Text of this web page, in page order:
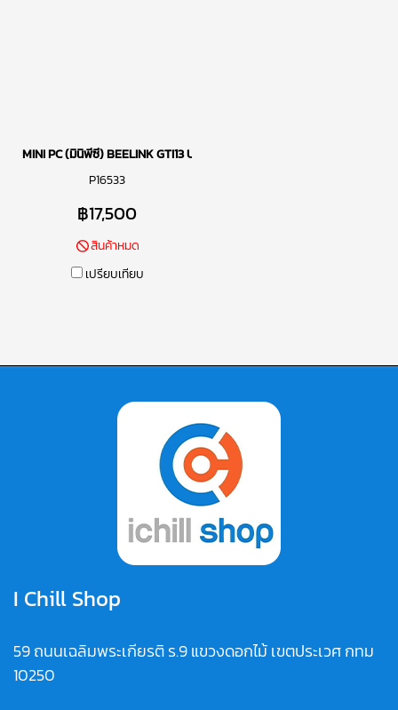
MINI PC (มินิพีซี) BEELINK GTI13 ULTRA / CPU I9-13900HK / กราฟิกกา
P16533
฿17,500
สินค้าหมด
เปรียบเทียบ
I Chill Shop
59 ถนนเฉลิมพระเกียรติ ร.9 แขวงดอกไม้ เขตประเวศ กทม
10250